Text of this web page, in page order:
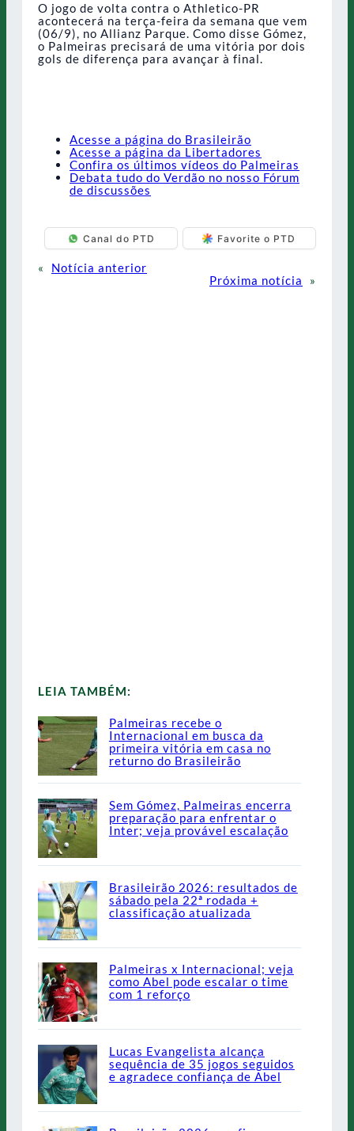
O jogo de volta contra o Athletico-PR
acontecerá na terça-feira da semana que vem
(06/9), no Allianz Parque. Como disse Gómez,
o Palmeiras precisará de uma vitória por dois
gols de diferença para avançar à final.
Acesse a página do Brasileirão
Acesse a página da Libertadores
Confira os últimos vídeos do Palmeiras
Debata tudo do Verdão no nosso Fórum
de discussões
Canal do PTD Favorite o PTD
«
Notícia anterior
Próxima notícia
»
LEIA TAMBÉM:
Palmeiras recebe o
Internacional em busca da
primeira vitória em casa no
returno do Brasileirão
Sem Gómez, Palmeiras encerra
preparação para enfrentar o
Inter; veja provável escalação
Brasileirão 2026: resultados de
sábado pela 22ª rodada +
classificação atualizada
Palmeiras x Internacional; veja
como Abel pode escalar o time
com 1 reforço
Lucas Evangelista alcança
sequência de 35 jogos seguidos
e agradece confiança de Abel